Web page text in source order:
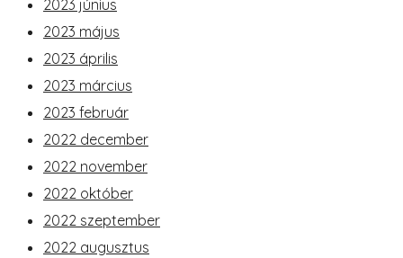
2023 június
2023 május
2023 április
2023 március
2023 február
2022 december
2022 november
2022 október
2022 szeptember
2022 augusztus